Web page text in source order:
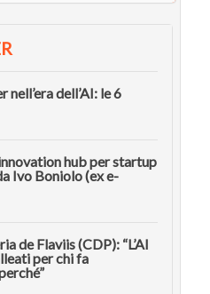
dell’AI: le 6
hub per startup
Ivo Boniolo (ex e-
de Flaviis (CDP): “L’AI
per chi fa